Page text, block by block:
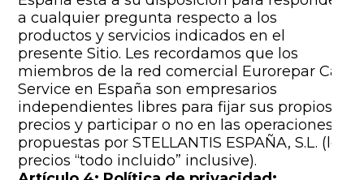
a cualquier pregunta respecto a los
productos y servicios indicados en el
presente Sitio. Les recordamos que los
miembros de la red comercial Eurorepar Car
Service en España son empresarios
independientes libres para fijar sus propios
precios y participar o no en las operaciones
propuestas por STELLANTIS ESPAÑA, S.L. (los
precios “todo incluido” inclusive).